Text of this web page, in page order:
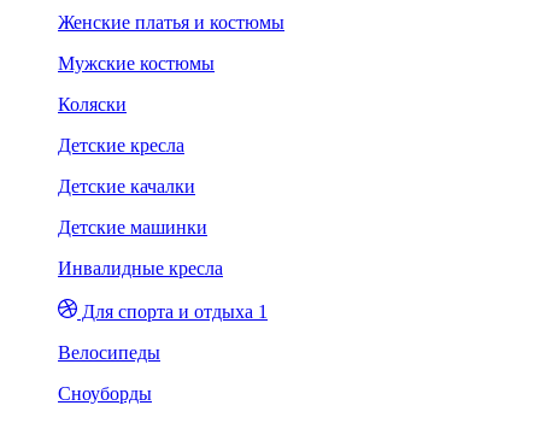
Женские платья и костюмы
Мужские костюмы
Коляски
Детские кресла
Детские качалки
Детские машинки
Инвалидные кресла
Для спорта и отдыха 1
Велосипеды
Сноуборды